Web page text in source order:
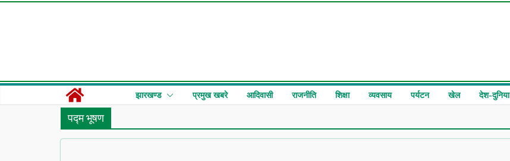
झारखण्ड प्रमुख खबरे आदिवासी राजनीति शिक्षा व्यवसाय पर्यटन खेल देश-दुनिया
पद्म भूषण